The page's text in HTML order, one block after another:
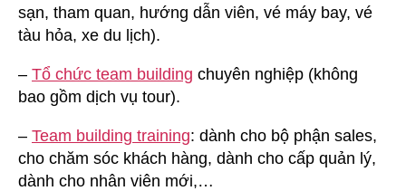
sạn, tham quan, hướng dẫn viên, vé máy bay, vé
tàu hỏa, xe du lịch).
– Tổ chức team building chuyên nghiệp (không
bao gồm dịch vụ tour).
– Team building training: dành cho bộ phận sales,
cho chăm sóc khách hàng, dành cho cấp quản lý,
dành cho nhân viên mới,…